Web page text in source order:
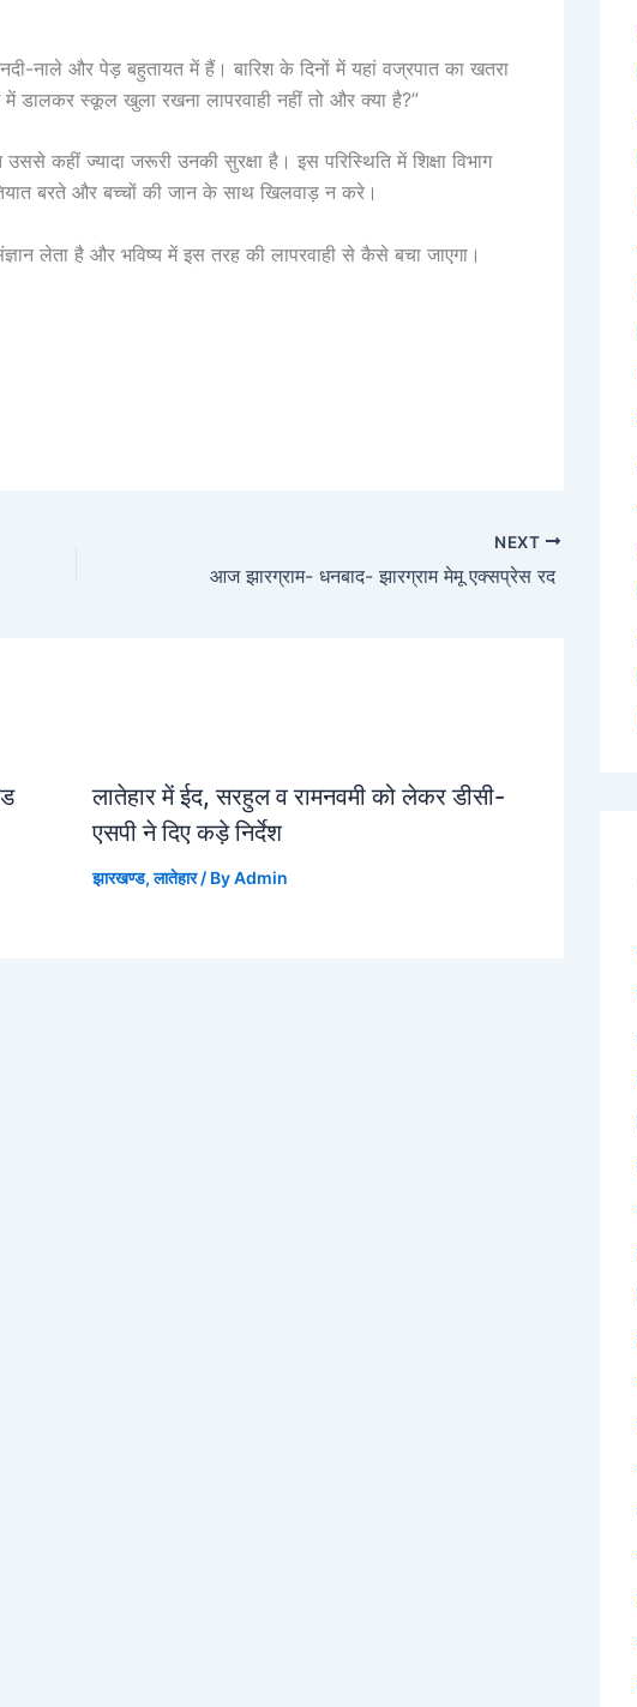
नाले और पेड़ बहुतायत में हैं। बारिश के दिनों में यहां वज्रपात का खतरा
डालकर स्कूल खुला रखना लापरवाही नहीं तो और क्या है?”
कहीं ज्यादा जरूरी उनकी सुरक्षा है। इस परिस्थिति में शिक्षा विभाग
बरते और बच्चों की जान के साथ खिलवाड़ न करे।
लेता है और भविष्य में इस तरह की लापरवाही से कैसे बचा जाएगा।
NEXT
आज झारग्राम- धनबाद- झारग्राम मेमू एक्सप्रेस रद
लातेहार में ईद, सरहुल व रामनवमी को लेकर डीसी-
एसपी ने दिए कड़े निर्देश
झारखण्ड,लातेहार/ ByAdmin